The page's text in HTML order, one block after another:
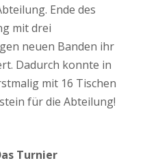
Ende des
mit drei
neuen Banden ihr
Dadurch konnte in
mit 16 Tischen
für die Abteilung!
Turnier